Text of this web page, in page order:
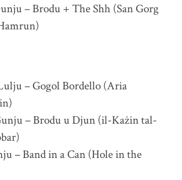
– Brodu + The Shh (San Gorg
– Gogol Bordello (Aria
– Brodu u Djun (il-Każin tal-
– Band in a Can (Hole in the